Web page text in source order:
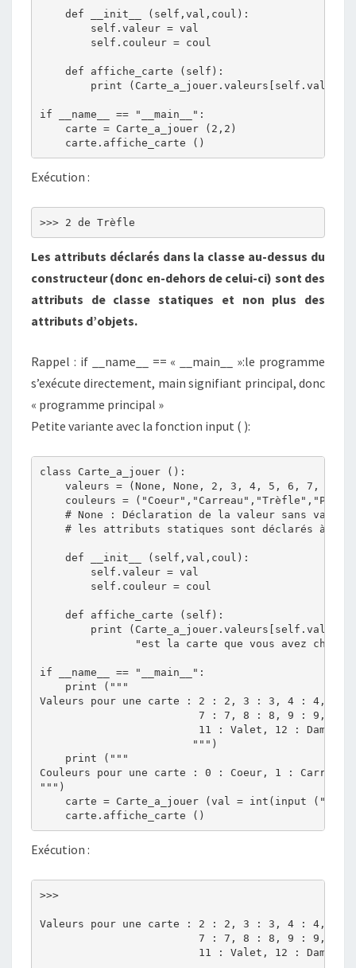
    def __init__ (self,val,coul):
        self.valeur = val
        self.couleur = coul
    def affiche_carte (self):
print
if __name__ == "__main__":
    carte = Carte_a_jouer (2,2)
Exécution :
Les attributs déclarés dans la classe au-dessus du
constructeur (donc en-dehors de celui-ci) sont des
attributs de classe statiques et non plus des
attributs d’objets.
Rappel : if __name__ == « __main__ »:le programme
s’exécute directement, main signifiant principal, donc
« programme principal »
Petite variante avec la fonction input ( ):
class Carte_a_jouer ():
valeurs = (None, None, 2, 3, 4, 5, 6, 7, 8,
couleurs =
# None : Déclaration de la valeur sans
# les attributs statiques sont déclarés à
    def __init__ (self,val,coul):
        self.valeur = val
        self.couleur = coul
    def affiche_carte (self):
print
"est la carte que vous avez
if __name__ == "__main__":
    print ("""
Valeurs pour une carte : 2 : 2, 3 : 3, 4 : 4, 5
7 : 7, 8 : 8, 9 : 9, 10
11 : Valet, 12 : Dame,
                        """)
    print ("""
Couleurs pour une carte : 0 : Coeur, 1 :
""")
carte = Carte_a_jouer (val = int(input
Exécution :
>>>
Valeurs pour une carte : 2 : 2, 3 : 3, 4 : 4, 5
7 : 7, 8 : 8, 9 : 9, 10
11 : Valet, 12 : Dame,